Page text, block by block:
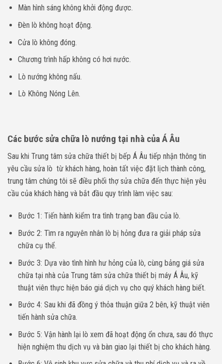
Màn hình sáng không khởi động được.
Đèn lò không hoạt động.
Cửa lò không đóng.
Chương trình hấp không có hơi nước.
Lò nướng không nấu.
Lò Không Nóng Lên.
Các bước sửa chữa lò nướng tại nhà của Á Âu
Sau khi Trung tâm sửa chữa thiết bị bếp Á Âu tiếp nhận thông tin
yêu cầu sửa lò từ khách hàng, hoàn tất việc đặt lịch thành công,
trung tâm chúng tôi sẽ điều phối thợ sửa chữa đến thực hiện yêu
cầu của khách hàng và bắt đầu quy trình làm việc sau:
Bước 1: Tiến hành kiểm tra tình trạng ban đầu của lò.
Bước 2: Tìm ra nguyên nhân lò bị hỏng đưa ra giải pháp sửa
chữa cụ thể.
Bước 3: Dựa vào tình hình hư hỏng của lò, cùng bảng giá sửa
chữa tại nhà của Trung tâm sửa chữa thiết bị máy Á Âu, kỹ
thuật viên thực hiện báo giá dịch vụ cho quý khách hàng biết.
Bước 4: Sau khi đã đồng ý thỏa thuận giữa 2 bên, kỹ thuật viên
tiến hành sửa chữa.
Bước 5: Vận hành lại lò xem đã hoạt động ổn chưa, sau đó thực
hiện nghiệm thu dịch vụ và bàn giao lại thiết bị cho khách hàng.